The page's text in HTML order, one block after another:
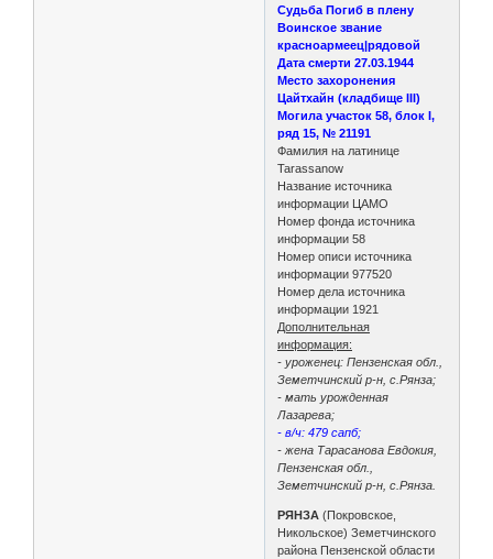
Судьба Погиб в плену
Воинское звание
красноармеец|рядовой
Дата смерти 27.03.1944
Место захоронения
Цайтхайн (кладбище III)
Могила участок 58, блок I,
ряд 15, № 21191
Фамилия на латинице
Tarassanow
Название источника
информации ЦАМО
Номер фонда источника
информации 58
Номер описи источника
информации 977520
Номер дела источника
информации 1921
Дополнительная
информация:
- уроженец: Пензенская обл.,
Земетчинский р-н, с.Рянза;
- мать урожденная
Лазарева;
- в/ч: 479 сапб;
- жена Тарасанова Евдокия,
Пензенская обл.,
Земетчинский р-н, с.Рянза.
РЯНЗА (Покровское,
Никольское) Земетчинского
района Пензенской области